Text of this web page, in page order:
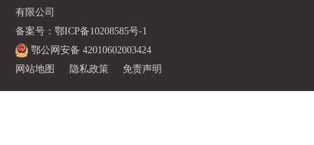
有限公司
备案号：鄂ICP备10208585号-1
鄂公网安备 42010602003424
网站地图
隐私政策 免责声明